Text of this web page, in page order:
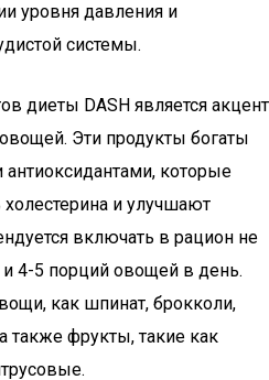
уровня давления и
системы.
диеты DASH является акцент
Эти продукты богаты
которые
и улучшают
включать в рацион не
4-5 порций овощей в день.
как шпинат, брокколи,
также фрукты, такие как